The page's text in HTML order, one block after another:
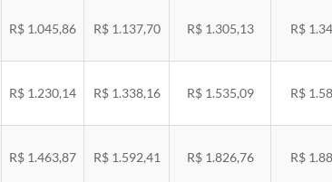
R$ 1.045,86 R$ 1.137,70 R$ 1.305,13 R$
R$ 1.230,14 R$ 1.338,16 R$ 1.535,09 R$
R$ 1.463,87 R$ 1.592,41 R$ 1.826,76 R$